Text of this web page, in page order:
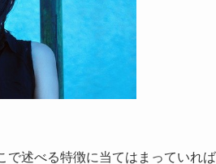
述べる特徴に当てはまっていれ